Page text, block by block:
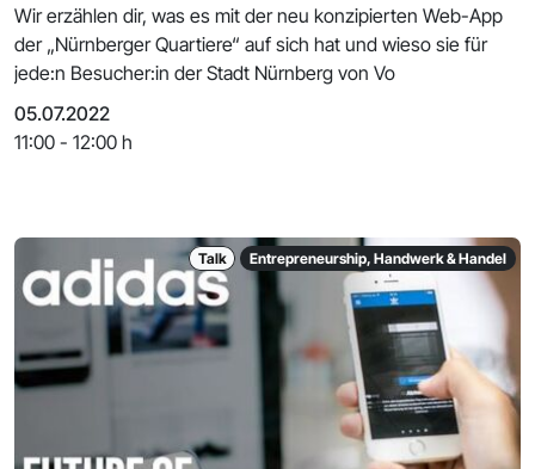
Wir erzählen dir, was es mit der neu konzipierten Web-App
der „Nürnberger Quartiere“ auf sich hat und wieso sie für
jede:n Besucher:in der Stadt Nürnberg von Vo
05.07.2022
11:00 - 12:00 h
Talk Entrepreneurship, Handwerk & Handel